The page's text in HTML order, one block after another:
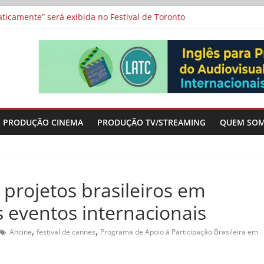
será exibida no Festival de Toronto
e divide prêmio principal entre “Manas” e “O Agente Secreto”
metragens sobre envelhecimento criados a partir de histórias
“Os Feiticeiros Inocentes” e filme-tributo de Wajda a
PRODUÇÃO CINEMA PRODUÇÃO TV/STREAMING QUEM
brasileiros em
eventos internacionais
Ancine, festival de cannes, Programa de Apoio à Participação Brasileira em